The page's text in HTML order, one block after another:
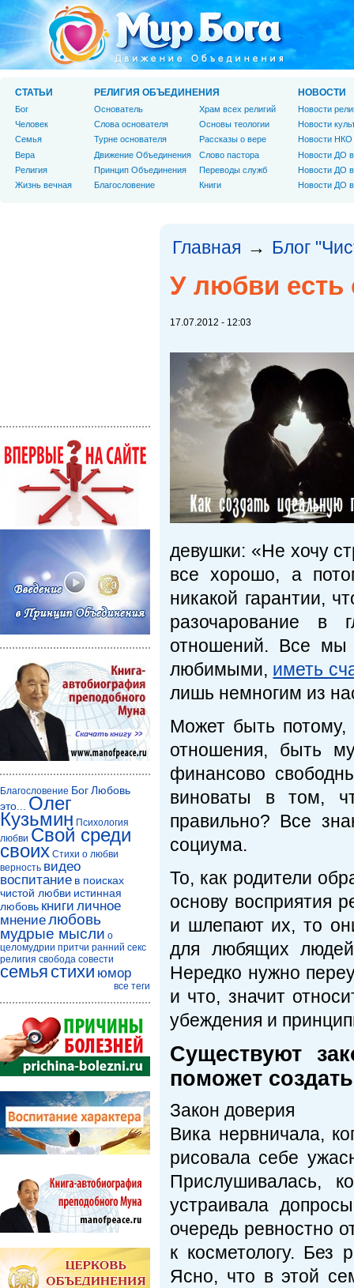
Главная → Блог
У любви есть
17.07.2012 - 12:03
девушки: «Не хочу
все хорошо, а
никакой гарантии,
разочарование в
отношений. Все мы
любимыми, иметь
лишь немногим из
Может быть потому,
отношения, быть
финансово
виноваты в том,
правильно? Все
социума.
То, как родители
основу восприятия
и шлепают их, то
для любящих
Нередко нужно
и что, значит
убеждения и
Существуют
поможет
Закон доверия
Вика нервничала,
рисовала себе
Прислушивалась,
устраивала
очередь ревностно
к косметологу. Без
Ясно, что в этой
СТАТЬИ
Бог
Человек
Cемья
Вера
Религия
Жизнь вечная
РЕЛИГИЯ ОБЪЕДИНЕНИЯ
Основатель
Слова основателя
Турне основателя
Движение Объединения
Принцип Объединения
Благословение
Храм всех религий
Основы теологии
Рассказы о вере
Слово пастора
Переводы служб
Книги
НОВОСТИ
Новости
Новости
Новости НКО
Новости ДО
Новости ДО
Новости ДО
Благословение БогЛюбовь
это...
Олег
Кузьмин Психология
любви Свой среди
своих Стихи о любви
верность видео
воспитание в поисках
чистой любви истинная
любовь книги личное
мнениелюбовь
мудрые мысли о
целомудрии притчи ранний секс
религия свобода совести
семья стихи юмор
все теги